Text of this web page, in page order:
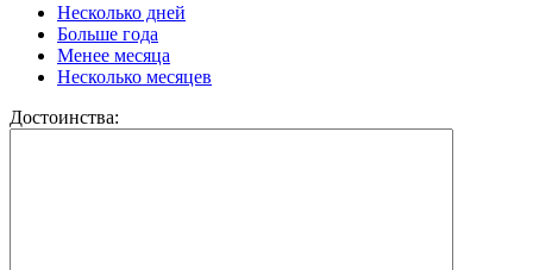
Несколько дней
Больше года
Менее месяца
Несколько месяцев
Достоинства: